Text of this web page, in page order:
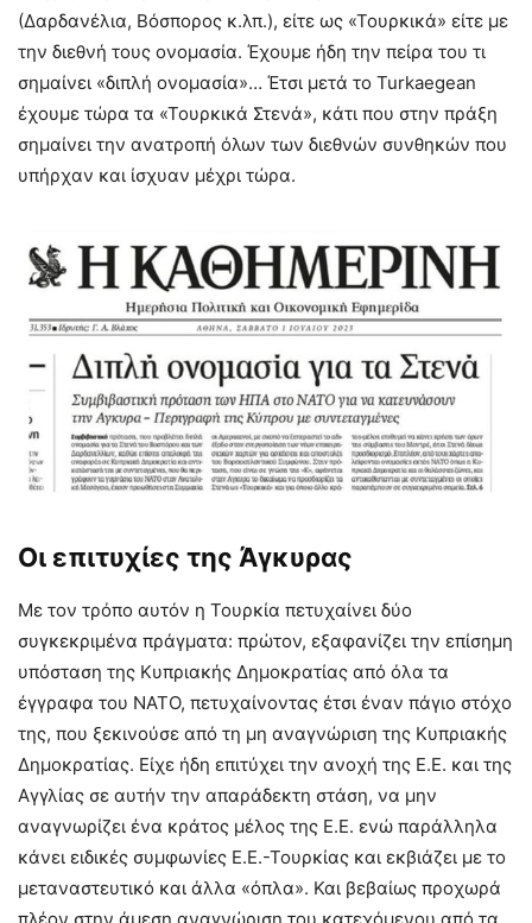
(Δαρδανέλια, Βόσπορος κ.λπ.), είτε ως «Τουρκικά» είτε με
την διεθνή τους ονομασία. Έχουμε ήδη την πείρα του τι
σημαίνει «διπλή ονομασία»… Έτσι μετά το Turkaegean
έχουμε τώρα τα «Τουρκικά Στενά», κάτι που στην πράξη
σημαίνει την ανατροπή όλων των διεθνών συνθηκών που
υπήρχαν και ίσχυαν μέχρι τώρα.
Οι επιτυχίες της Άγκυρας
Με τον τρόπο αυτόν η Τουρκία πετυχαίνει δύο
συγκεκριμένα πράγματα: πρώτον, εξαφανίζει την επίσημη
υπόσταση της Κυπριακής Δημοκρατίας από όλα τα
έγγραφα του ΝΑΤΟ, πετυχαίνοντας έτσι έναν πάγιο στόχο
της, που ξεκινούσε από τη μη αναγνώριση της Κυπριακής
Δημοκρατίας. Είχε ήδη επιτύχει την ανοχή της Ε.Ε. και της
Αγγλίας σε αυτήν την απαράδεκτη στάση, να μην
αναγνωρίζει ένα κράτος μέλος της Ε.Ε. ενώ παράλληλα
κάνει ειδικές συμφωνίες Ε.Ε.-Τουρκίας και εκβιάζει με το
μεταναστευτικό και άλλα «όπλα». Και βεβαίως προχωρά